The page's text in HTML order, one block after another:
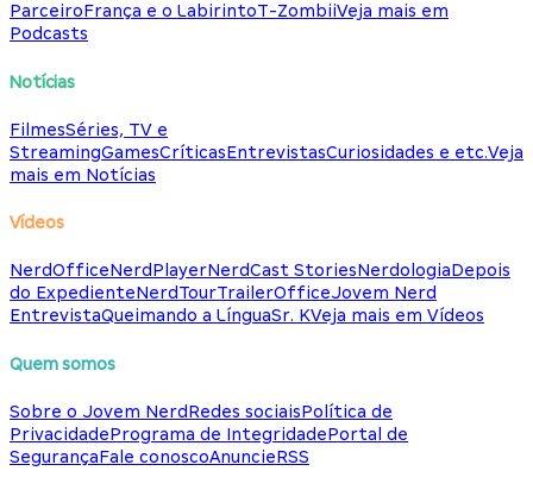
ParceiroFrança e o LabirintoT-ZombiiVeja mais em
Podcasts
Notícias
FilmesSéries, TV e
StreamingGamesCríticasEntrevistasCuriosidades e etc.Veja
mais em Notícias
Vídeos
NerdOfficeNerdPlayerNerdCast StoriesNerdologiaDepois
do ExpedienteNerdTourTrailerOfficeJovem Nerd
EntrevistaQueimando a LínguaSr. KVeja mais em Vídeos
Quem somos
Sobre o Jovem NerdRedes sociaisPolítica de
PrivacidadePrograma de IntegridadePortal de
SegurançaFale conoscoAnuncieRSS